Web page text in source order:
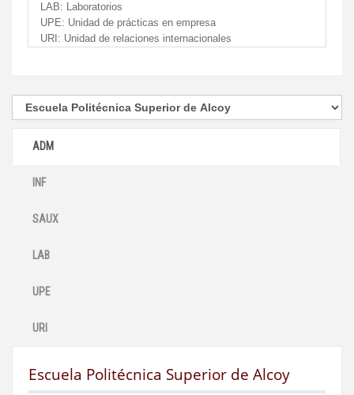
LAB: Laboratorios
UPE: Unidad de prácticas en empresa
URI: Unidad de relaciones internacionales
ADM
INF
SAUX
LAB
UPE
URI
Escuela Politécnica Superior de Alcoy